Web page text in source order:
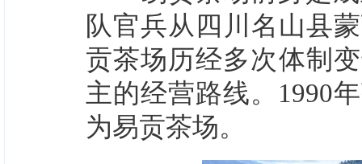
队官兵从四川名山县
贡茶场历经多次体制
主的经营路线。1990
为易贡茶场。